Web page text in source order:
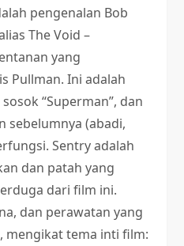
pengenalan Bob
The Void –
yang
Pullman. Ini adalah
“Superman”, dan
sebelumnya (abadi,
Sentry adalah
dan patah yang
dari film ini.
dan perawatan yang
mengikat tema inti film: